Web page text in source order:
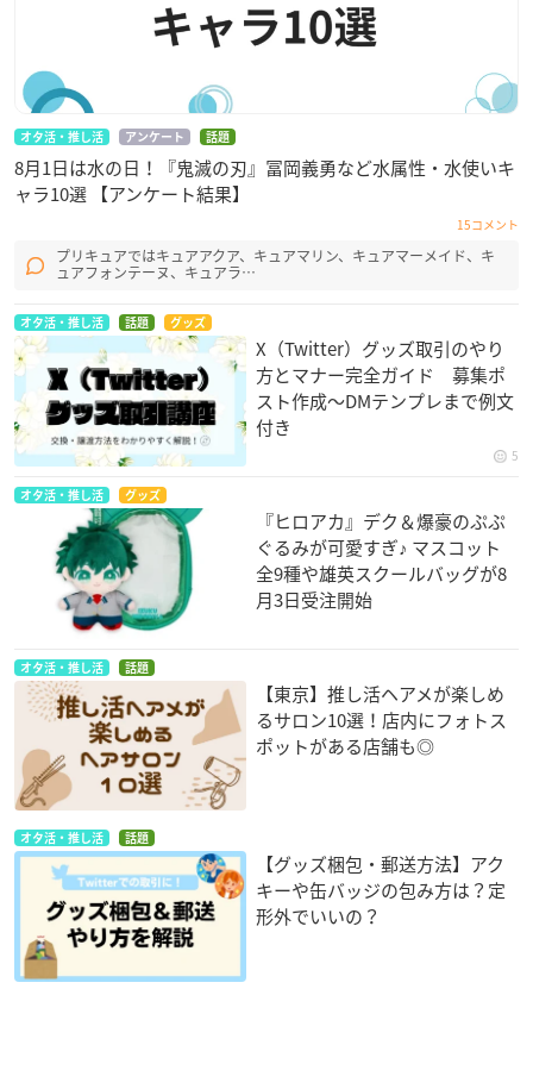
オタ活・推し活 アンケート 話題
8月1日は水の日！『鬼滅の刃』冨岡義勇など水属性・水使いキ
ャラ10選 【アンケート結果】
15コメント
プリキュアではキュアアクア、キュアマリン、キュアマーメイド、キ
ュアフォンテーヌ、キュアラ…
オタ活・推し活 話題 グッズ
X（Twitter）グッズ取引のやり
方とマナー完全ガイド 募集ポ
スト作成〜DMテンプレまで例文
付き
5
オタ活・推し活 グッズ
『ヒロアカ』デク＆爆豪のぷぷ
ぐるみが可愛すぎ♪ マスコット
全9種や雄英スクールバッグが8
月3日受注開始
オタ活・推し活 話題
【東京】推し活ヘアメが楽しめ
るサロン10選！店内にフォトス
ポットがある店舗も◎
オタ活・推し活 話題
【グッズ梱包・郵送方法】アク
キーや缶バッジの包み方は？定
形外でいいの？